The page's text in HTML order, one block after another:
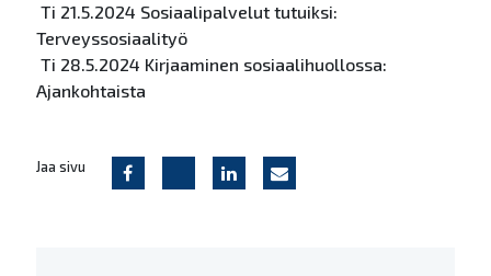
Ti 21.5.2024 Sosiaalipalvelut tutuiksi:
Terveyssosiaalityö
Ti 28.5.2024 Kirjaaminen sosiaalihuollossa:
Ajankohtaista
Jaa sivu